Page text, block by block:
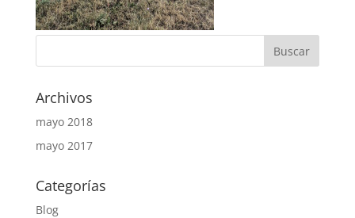
Archivos
mayo 2018
mayo 2017
Categorías
Blog